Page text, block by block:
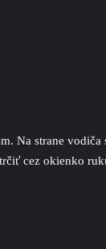
Na strane vodiča
cez okienko